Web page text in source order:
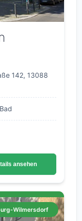
142, 13088
ansehen
Wilmersdorf